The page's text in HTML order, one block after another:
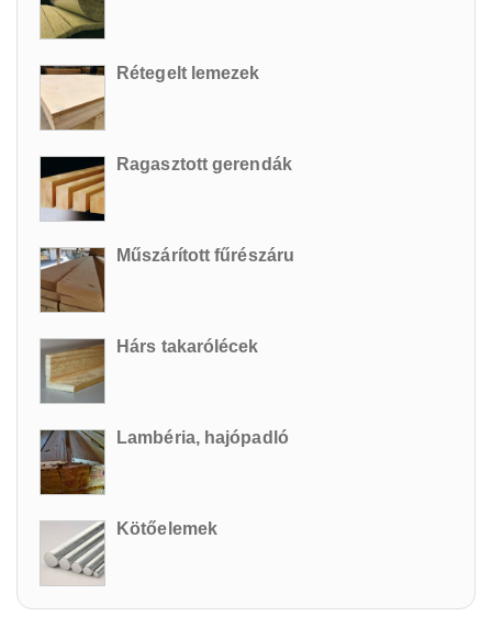
Rétegelt lemezek
Ragasztott gerendák
Műszárított fűrészáru
Hárs takarólécek
Lambéria, hajópadló
Kötőelemek